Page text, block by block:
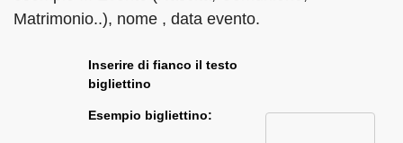
Matrimonio..), nome , data evento.
Inserire di fianco il testo
bigliettino
Esempio bigliettino: